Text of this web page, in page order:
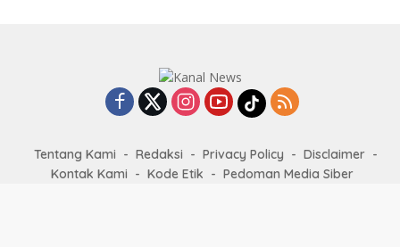
Tentang Kami Redaksi Privacy Policy
Disclaimer
Kontak Kami
Kode Etik
Pedoman Media Siber